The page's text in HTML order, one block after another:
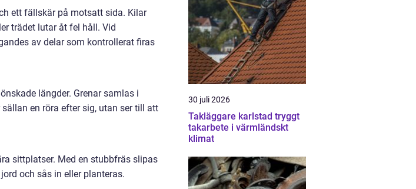
ett fällskär på motsatt sida. Kilar
trädet lutar åt fel håll. Vid
av delar som kontrollerat firas
längder. Grenar samlas i
en röra efter sig, utan ser till att
sittplatser. Med en stubbfräs slipas
och sås in eller planteras.
30 juli 2026
Takläggare karlstad tryggt
takarbete i värmländskt
klimat